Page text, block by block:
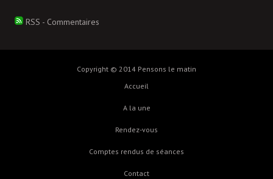
RSS - Commentaires
Copyright © 2014 Pensons le matin
Accueil
A la une
Rendez-vous
Comptes rendus de séances
Contact